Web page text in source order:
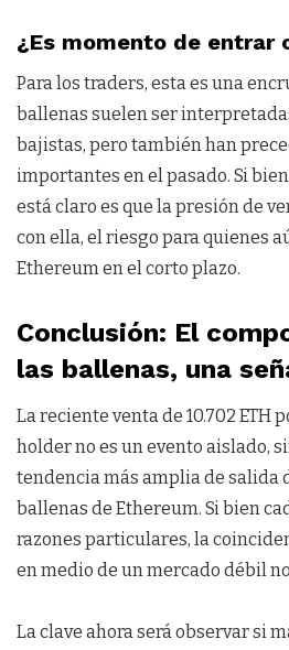
¿Es momento de entrar
Para los traders, esta es una
ballenas suelen ser
bajistas, pero también han
importantes en el pasado. Si
está claro es que la presión de
con ella, el riesgo para quienes
Ethereum en el corto plazo.
Conclusión: El
las ballenas, una
La reciente venta de 10.702 ETH
holder no es un evento aislado,
tendencia más amplia de salida
ballenas de Ethereum. Si bien
razones particulares, la
en medio de un mercado débil
La clave ahora será observar si